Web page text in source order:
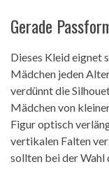
Gerade
Dieses Kleid eignet
Mädchen jeden
verdünnt die
Mädchen von
Figur optisch
vertikalen Falten
sollten bei der Wahl